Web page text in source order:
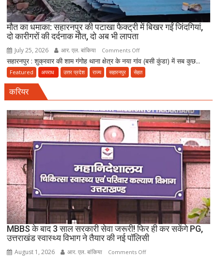
पर
FIR
मौत का धमाका: सहारनपुर की पटाखा फैक्ट्री में बिखर गईं जिंदगियां,
दो कारीगरों की दर्दनाक मौत, दो अब भी लापता
July 25, 2026 आर. एल. बांकिया Comments Offon
मौत
का
पटाखा
फैक्ट्री
में
बिखर
जिंदगियां,
दो
की
दर्दनाक
मौत,
दो
अब
भी
सहारनपुर : शुक्रवार की शाम गंगोह थाना क्षेत्र के नया गांव (बसी कुंडा) में सब कुछ...
Featured अपराध उत्तर प्रदेश राज्य सहारनपुर सेहत
करियर
MBBS के बाद 3 साल सरकारी सेवा जरूरी! फिर ही कर सकेंगे PG,
उत्तराखंड स्वास्थ्य विभाग ने तैयार की नई पॉलिसी
August 1, 2026 आर. एल. बांकिया Comments Offon